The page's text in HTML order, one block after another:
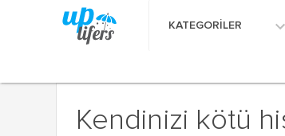
KATEGORİLER
Kendinizi kötü